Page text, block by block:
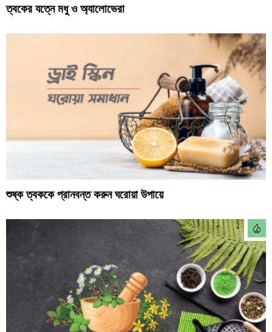
ত্বকের যত্নে মধু ও অ্যালোভেরা
শুষ্ক ত্বককে প্রানবন্ত করুন ঘরোয়া উপায়ে